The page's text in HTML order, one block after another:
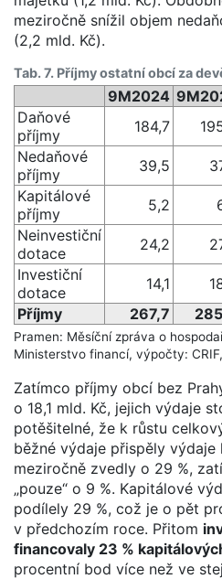
meziročně snížil objem
(2,2 mld. Kč).
Tab. 7. Příjmy ostatní obcí za
9M2024
Daňové
příjmy
184,7
Nedaňové
příjmy
39,5
Kapitálové
příjmy
5,2
Neinvestiční
dotace
24,2
Investiční
dotace
14,1
Příjmy
267,7
Pramen: Měsíční zpráva o
Ministerstvo financí, výpočty:
Zatímco příjmy obcí bez
o 18,1 mld. Kč, jejich výdaje
potěšitelné, že k růstu
běžné výdaje přispěly
meziročně zvedly o 29 %,
„pouze“ o 9 %. Kapitálové
podílely 29 %, což je o pět
v předchozím roce. Přitom
financovaly 23 %
procentní bod více než ve